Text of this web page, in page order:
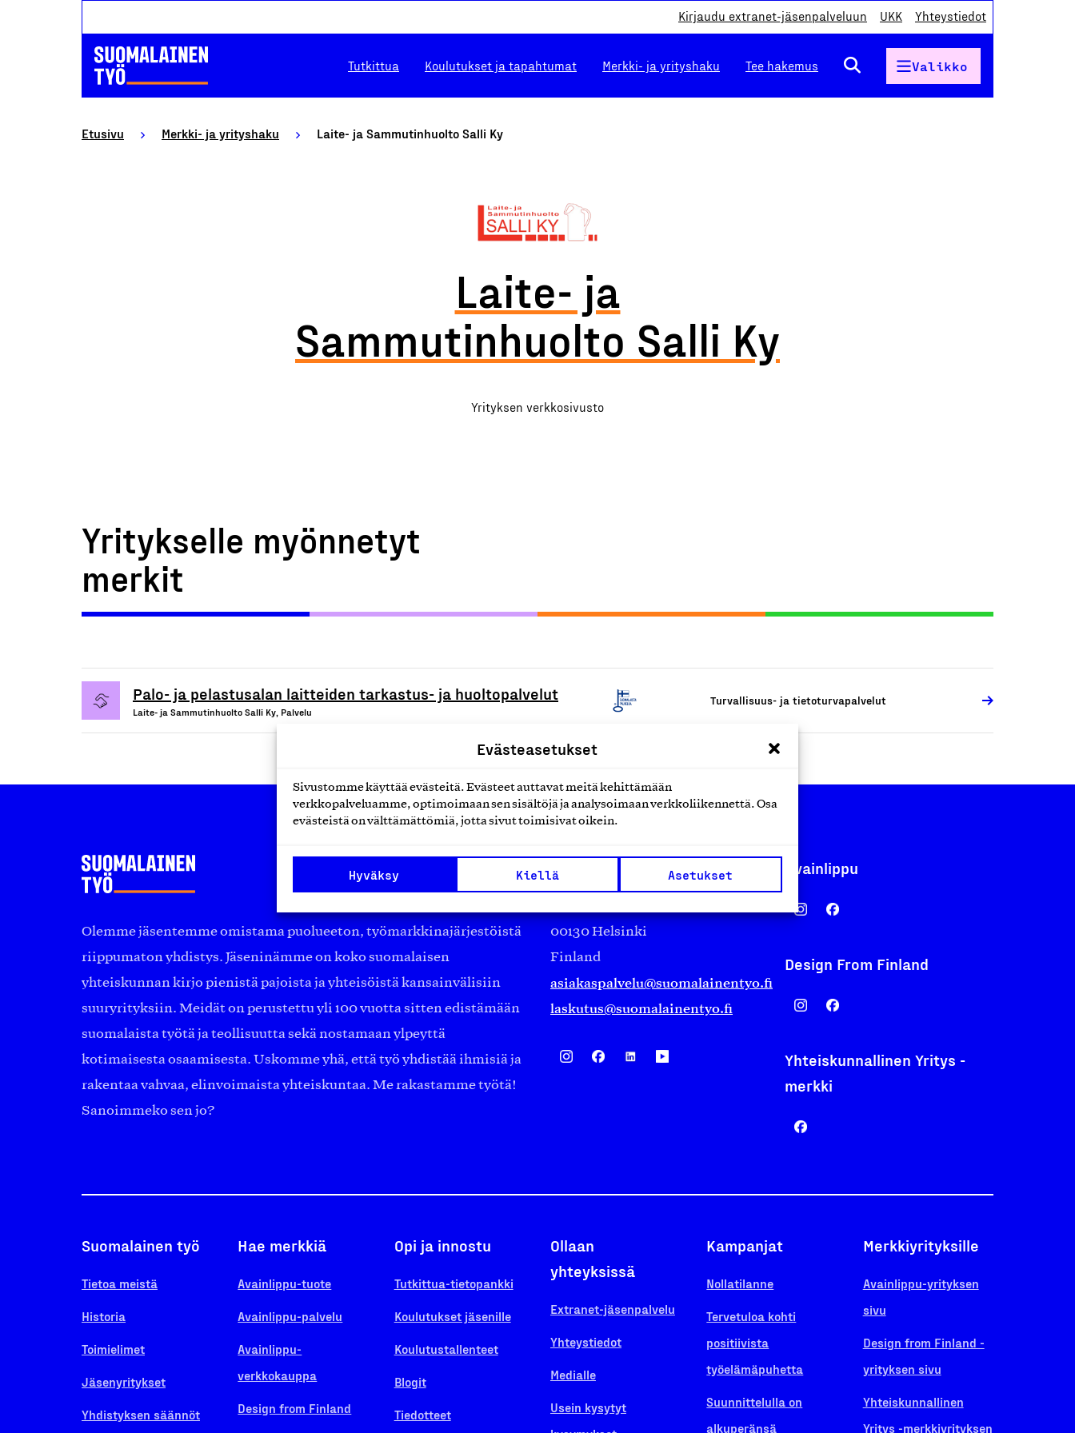
Evästeasetukset
Sivustomme käyttää evästeitä. Evästeet auttavat meitä kehittämään
verkkopalveluamme, optimoimaan sen sisältöjä ja analysoimaan verkkoliikennettä. Osa
evästeistä on välttämättömiä, jotta sivut toimisivat oikein.
Hyväksy Kiellä Asetukset
Kirjaudu extranet-jäsenpalveluun UKK Yhteystiedot
Tutkittua Koulutukset ja tapahtumat Merkki- ja yrityshaku Tee hakemus Valikko
Etusivu Merkki- ja yrityshaku Laite- ja Sammutinhuolto Salli Ky
Laite- ja
Sammutinhuolto Salli Ky
Yrityksen verkkosivusto
Yritykselle myönnetyt
merkit
Palo- ja pelastusalan laitteiden tarkastus- ja huoltopalvelut
Laite- ja Sammutinhuolto Salli Ky, Palvelu
Turvallisuus- ja tietoturvapalvelut
Olemme jäsentemme omistama puolueeton, työmarkkinajärjestöistä
riippumaton yhdistys. Jäseninämme on koko suomalaisen
yhteiskunnan kirjo pienistä pajoista ja yhteisöistä kansainvälisiin
suuryrityksiin. Meidät on perustettu yli 100 vuotta sitten edistämään
suomalaista työtä ja teollisuutta sekä nostamaan ylpeyttä
kotimaisesta osaamisesta. Uskomme yhä, että työ yhdistää ihmisiä ja
rakentaa vahvaa, elinvoimaista yhteiskuntaa. Me rakastamme työtä!
Sanoimmeko sen jo?
Suomalainen työ ry
00130 Helsinki
Finland
asiakaspalvelu@suomalainentyo.fi
laskutus@suomalainentyo.fi
Avainlippu
Design From Finland
Yhteiskunnallinen Yritys -
merkki
Suomalainen työ
Tietoa meistä
Historia
Toimielimet
Jäsenyritykset
Yhdistyksen säännöt
Hae merkkiä
Avainlippu-tuote
Avainlippu-palvelu
Avainlippu-
verkkokauppa
Design from Finland
Opi ja innostu
Tutkittua-tietopankki
Koulutukset jäsenille
Koulutustallenteet
Blogit
Tiedotteet
Ollaan
yhteyksissä
Extranet-jäsenpalvelu
Yhteystiedot
Medialle
Usein kysytyt
Kampanjat
Nollatilanne
Tervetuloa kohti
positiivista
työelämäpuhetta
Suunnittelulla on
alkuperänsä
Merkkiyrityksille
Avainlippu-yrityksen
sivu
Design from Finland -
yrityksen sivu
Yhteiskunnallinen
Yritys -merkkiyrityksen